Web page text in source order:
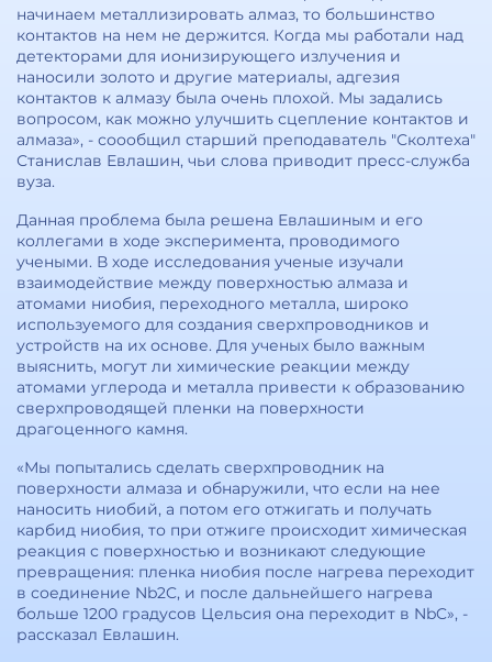
начинаем металлизировать алмаз, то большинство
контактов на нем не держится. Когда мы работали над
детекторами для ионизирующего излучения и
наносили золото и другие материалы, адгезия
контактов к алмазу была очень плохой. Мы задались
вопросом, как можно улучшить сцепление контактов и
алмаза», - соообщил старший преподаватель "Сколтеха"
Станислав Евлашин, чьи слова приводит пресс-служба
вуза.
Данная проблема была решена Евлашиным и его
коллегами в ходе эксперимента, проводимого
учеными. В ходе исследования ученые изучали
взаимодействие между поверхностью алмаза и
атомами ниобия, переходного металла, широко
используемого для создания сверхпроводников и
устройств на их основе. Для ученых было важным
выяснить, могут ли химические реакции между
атомами углерода и металла привести к образованию
сверхпроводящей пленки на поверхности
драгоценного камня.
«Мы попытались сделать сверхпроводник на
поверхности алмаза и обнаружили, что если на нее
наносить ниобий, а потом его отжигать и получать
карбид ниобия, то при отжиге происходит химическая
реакция с поверхностью и возникают следующие
превращения: пленка ниобия после нагрева переходит
в соединение Nb2C, и после дальнейшего нагрева
больше 1200 градусов Цельсия она переходит в NbC», -
рассказал Евлашин.